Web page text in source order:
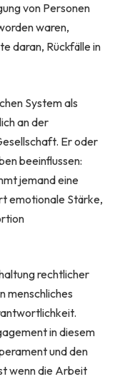
von Personen
waren,
daran, Rückfälle in
System als
an der
Er oder
beeinflussen:
jemand eine
emotionale Stärke,
rechtlicher
menschliches
in diesem
und den
wenn die Arbeit